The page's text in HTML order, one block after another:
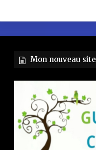
Mon nouveau site